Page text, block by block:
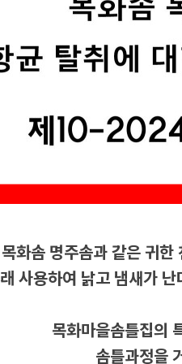
목화솜 명주솜과 같은 귀한
사용하여 낡고 냄새가
목화마을솜틀집의
솜틀과정을